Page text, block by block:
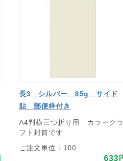
長3 シルバー 85g サイド
貼 郵便枠付き
A4判横三つ折り用 カラークラ
フト封筒です
ご注文単位：100
633